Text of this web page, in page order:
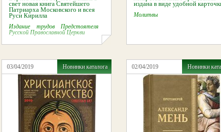
свет новая книга Cвятейшего
Патриарха Московского и всея
Руси Кирилла
Издание трудов Предстоятеля
Русской Православной Церкви
издана в виде удобной
Молитвы
03/04/2019 Новинки каталога 02/04/2019 Новинки